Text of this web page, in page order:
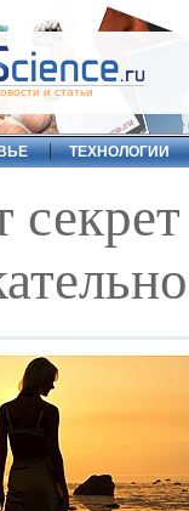
и статьи
ТЕХНОЛОГИИ